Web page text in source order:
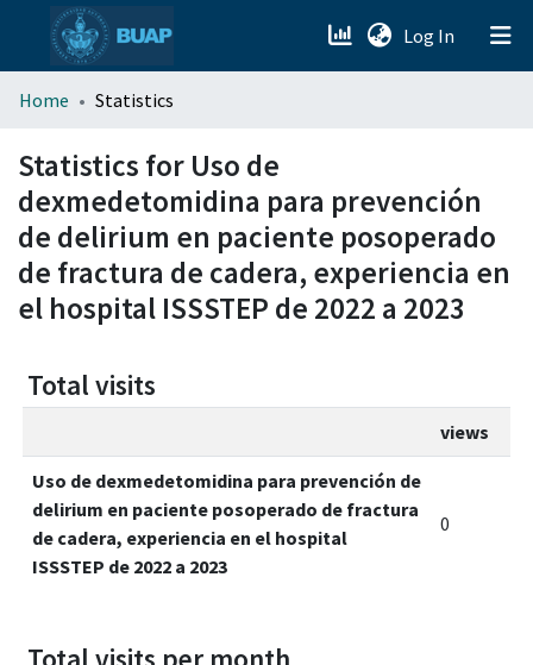
Log In (current)
menu.section.about_menu
All of DSpace
Home Statistics
Statistics for Uso de
dexmedetomidina para prevención
de delirium en paciente posoperado
de fractura de cadera, experiencia en
el hospital ISSSTEP de 2022 a 2023
Total visits
views
Uso de dexmedetomidina para prevención de
delirium en paciente posoperado de fractura
de cadera, experiencia en el hospital
ISSSTEP de 2022 a 2023
0